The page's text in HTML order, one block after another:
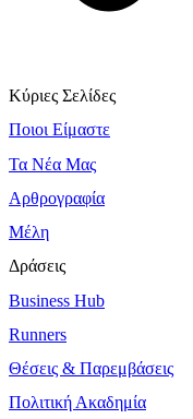
Κύριες Σελίδες
Ποιοι Είμαστε
Τα Νέα Μας
Αρθρογραφία
Μέλη
Δράσεις
Business Hub
Runners
Θέσεις & Παρεμβάσεις
Πολιτική Ακαδημία